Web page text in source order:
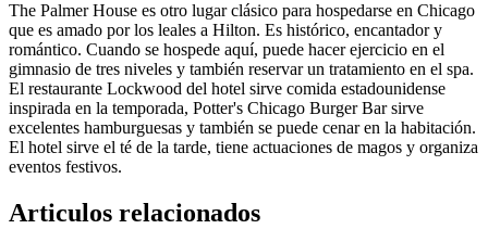
The Palmer House es otro lugar clásico para hospedarse en Chicago
que es amado por los leales a Hilton. Es histórico, encantador y
romántico. Cuando se hospede aquí, puede hacer ejercicio en el
gimnasio de tres niveles y también reservar un tratamiento en el spa.
El restaurante Lockwood del hotel sirve comida estadounidense
inspirada en la temporada, Potter's Chicago Burger Bar sirve
excelentes hamburguesas y también se puede cenar en la habitación.
El hotel sirve el té de la tarde, tiene actuaciones de magos y organiza
eventos festivos.
Articulos relacionados